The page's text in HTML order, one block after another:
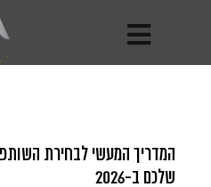
המדריך המעשי לבחירת
שלכם ב-2026